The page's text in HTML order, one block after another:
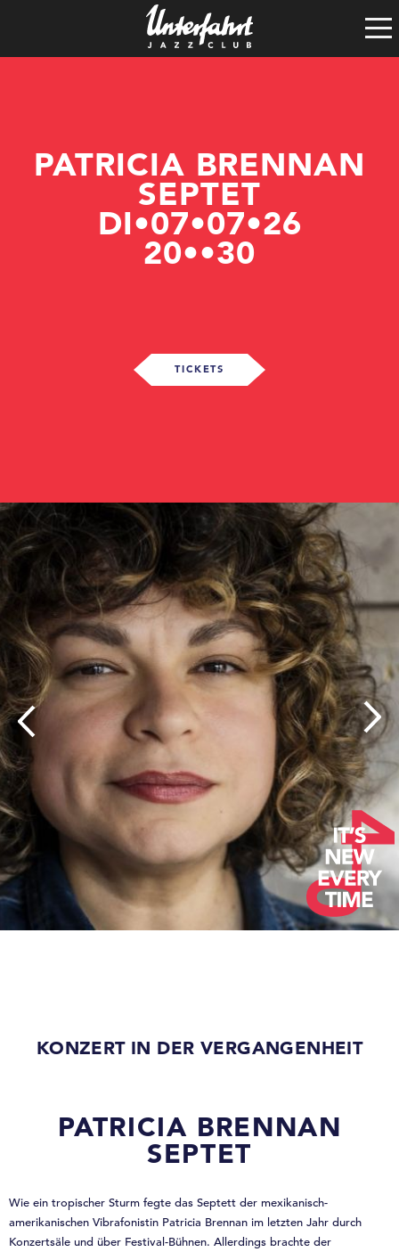
PATRICIA BRENNAN
SEPTET
DI•07•07•26
20••30
TICKETS
KONZERT IN DER VERGANGENHEIT
PATRICIA BRENNAN
SEPTET
Wie ein tropischer Sturm fegte das Septett der mexikanisch-
amerikanischen Vibrafonistin Patricia Brennan im letzten Jahr durch
Konzertsäle und über Festival-Bühnen. Allerdings brachte der